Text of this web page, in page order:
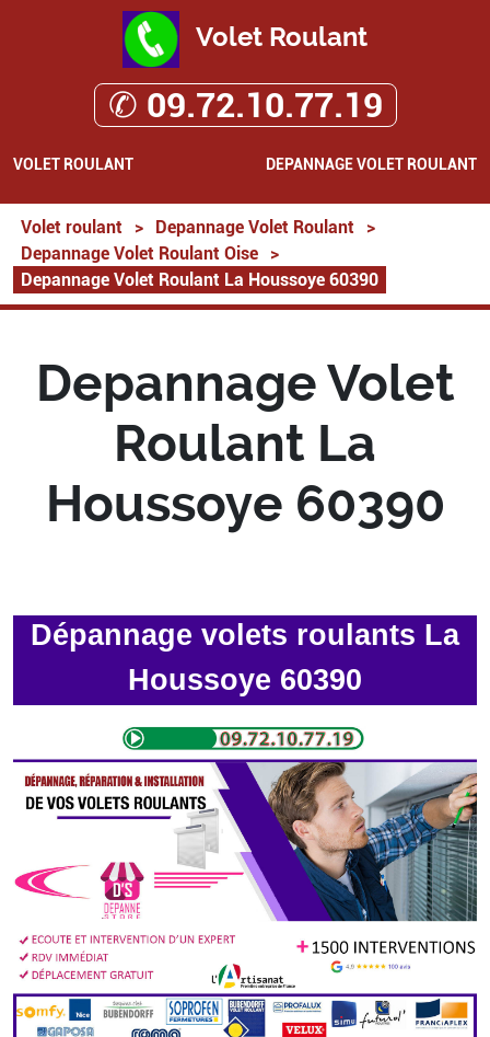
Volet Roulant
✆ 09.72.10.77.19
VOLET ROULANT DEPANNAGE VOLET ROULANT
Volet roulant > Depannage Volet Roulant
>
Depannage Volet Roulant Oise
>
Depannage Volet Roulant La Houssoye 60390
Depannage Volet
Roulant La
Houssoye 60390
Dépannage volets roulants La
Houssoye 60390